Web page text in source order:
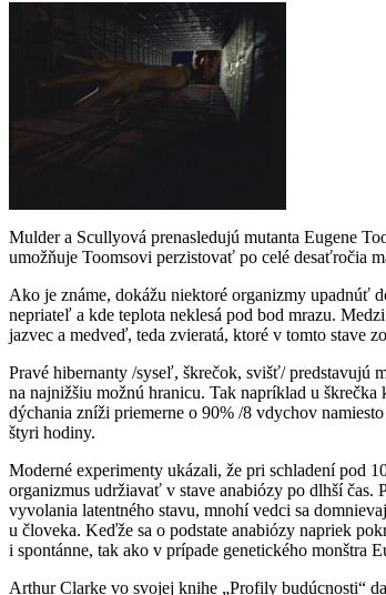
Mulder a Scullyová prenasledujú mutanta Eugene
umožňuje Toomsovi perzistovať po celé desaťročia
Ako je známe, dokážu niektoré organizmy upadnúť
nepriateľ a kde teplota neklesá pod bod mrazu.
jazvec a medveď, teda zvieratá, ktoré v tomto stave
Pravé hibernanty /syseľ, škrečok, svišť/ predstavujú
na najnižšiu možnú hranicu. Tak napríklad u
dýchania zníži priemerne o 90% /8 vdychov
štyri hodiny.
Moderné experimenty ukázali, že pri schladení pod
organizmus udržiavať v stave anabiózy po dlhší
vyvolania latentného stavu, mnohí vedci sa
u človeka. Keďže sa o podstate anabiózy napriek
i spontánne, tak ako v prípade genetického monštra
Arthur Clarke vo svojej knihe „Profily budúcnosti“